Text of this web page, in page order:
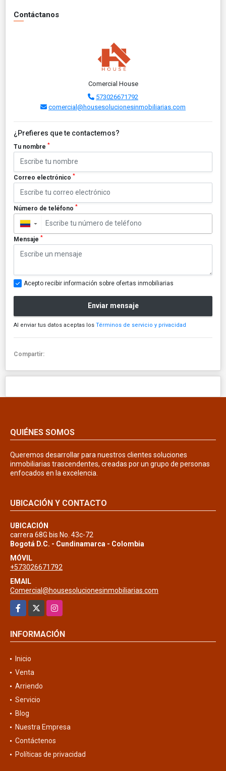
Contáctanos
Comercial House
573026671792
comercial@housesolucionesinmobiliarias.com
¿Prefieres que te contactemos?
Tu nombre *
Correo electrónico *
Número de teléfono *
▼
Mensaje *
Acepto recibir información sobre ofertas inmobiliarias
Enviar mensaje
Al enviar tus datos aceptas los Términos de servicio y privacidad
Compartir:
QUIÉNES SOMOS
Queremos desarrollar para nuestros clientes soluciones
inmobiliarias trascendentes, creadas por un grupo de personas
enfocados en la excelencia.
UBICACIÓN Y CONTACTO
UBICACIÓN
carrera 68G bis No. 43c-72
Bogotá D.C. - Cundinamarca - Colombia
MÓVIL
+573026671792
EMAIL
Comercial@housesolucionesinmobiliarias.com
Facebook
Instagram
INFORMACIÓN
Inicio
Venta
Arriendo
Servicio
Blog
Nuestra Empresa
Contáctenos
Políticas de privacidad